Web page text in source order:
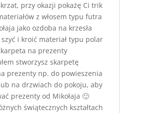
przy okazji pokażę Ci trik
z włosem typu futra
jako ozdoba na krzesła
i kroić materiał typu polar
na prezenty
stworzysz skarpetę
prezenty np. do powieszenia
na drzwiach do pokoju, aby
prezenty od Mikołaja 🙂
świątecznych kształtach